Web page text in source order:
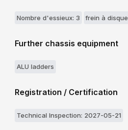
Nombre d'essieux: 3 frein à disque
Further chassis equipment
ALU ladders
Registration / Certification
Technical Inspection: 2027-05-21